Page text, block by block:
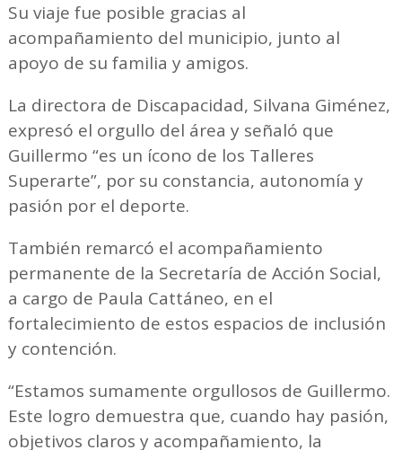
Su viaje fue posible gracias al
acompañamiento del municipio, junto al
apoyo de su familia y amigos.
La directora de Discapacidad, Silvana Giménez,
expresó el orgullo del área y señaló que
Guillermo “es un ícono de los Talleres
Superarte”, por su constancia, autonomía y
pasión por el deporte.
También remarcó el acompañamiento
permanente de la Secretaría de Acción Social,
a cargo de Paula Cattáneo, en el
fortalecimiento de estos espacios de inclusión
y contención.
“Estamos sumamente orgullosos de Guillermo.
Este logro demuestra que, cuando hay pasión,
objetivos claros y acompañamiento, la